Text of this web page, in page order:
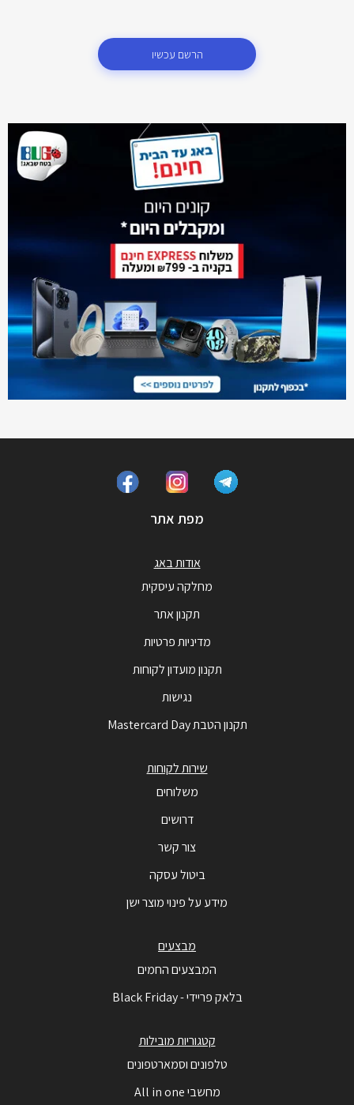
הרשם עכשיו
מפת אתר
אודות באג
מחלקה עיסקית
תקנון אתר
מדיניות פרטיות
תקנון מועדון לקוחות
נגישות
תקנון הטבת Mastercard Day
שירות לקוחות
משלוחים
דרושים
צור קשר
ביטול עסקה
מידע על פינוי מוצר ישן
מבצעים
המבצעים החמים
בלאק פריידי - Black Friday
קטגוריות מובילות
טלפונים וסמארטפונים
מחשבי All in one